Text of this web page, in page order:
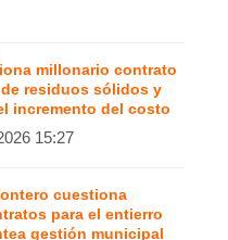
millonario contrato
residuos sólidos y
incremento del costo
15:27
cuestiona
para el entierro
gestión municipal